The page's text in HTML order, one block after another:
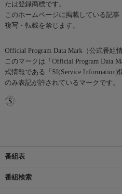
たは登録商標です。
このホームページに掲載している記
複写・転載を禁じます。
Official Program Data Mark（公式番組
このマークは「Official Program Data
式情報である「SI(Service
のみ表記が許されているマークです。
番組表
番組検索